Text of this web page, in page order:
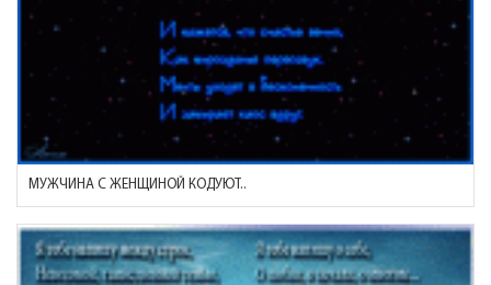
МУЖЧИНА С ЖЕНЩИНОЙ КОДУЮТ..